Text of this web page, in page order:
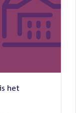
het